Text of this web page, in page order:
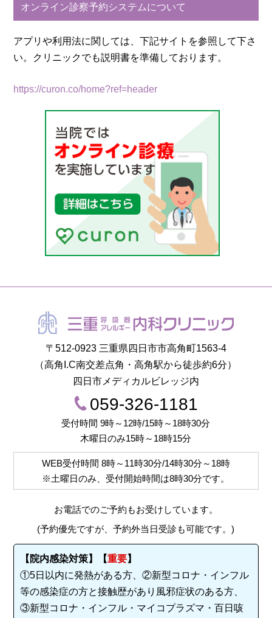
オンライン診察予約システムについて
アプリや利用法に関しては、下記サイトを参照して下さ
い。クリニックでも説明書を準備しております。
https://curon.co/home?ref=header
〒512-0923 三重県四日市市高角町1563-4
（高角I.C南交差点角・高角駅から徒歩約6分）
四日市メディカルビレッジ内
059-326-1181
受付時間 9時～12時/15時～18時30分
木曜日のみ15時～18時15分
WEB受付時間 8時～11時30分/14時30分～18時
※土曜日のみ、受付開始時間は8時30分です。
お電話でのご予約もお受けしています。
(予約優先ですが、予約外当日受診も可能です。)
【院内感染対策】【重要】
①5日以内に発熱がある方、②新型コロナ・インフル
等の感染症の方と接触歴があり風邪症状のある方、
③新型コロナ・インフル・マイコプラズマ・百日咳